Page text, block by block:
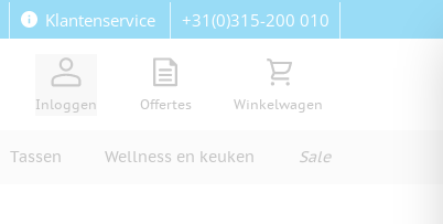
Klantenservice +31(0)315-200 010
Inloggen
View quote, Quote is empty
Offertes
Bekijk winkelwagen,
Winkelwagen
Tassen Wellness en keuken Sale